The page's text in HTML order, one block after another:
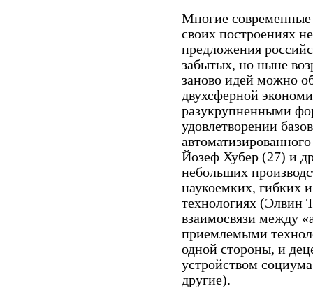
Многие современные
своих построениях
предложения
забытых, но ныне
заново идей можно
двухсферной
разукрупненными
удовлетворении
Йозеф Хубер (27) и
небольших
наукоемких, гибких
технологиях (Элвин
взаимосвязи между
приемлемыми
одной стороны, и
устройством
другие).